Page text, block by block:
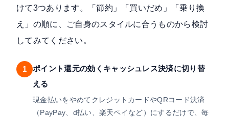
けて3つあります。「節約」「買いだめ」「乗り換
え」の順に、ご自身のスタイルに合うものから検討
してみてください。
1
ポイント還元の効くキャッシュレス決済に切り替
える
現金払いをやめてクレジットカードやQRコード決済
（PayPay、d払い、楽天ペイなど）にするだけで、毎